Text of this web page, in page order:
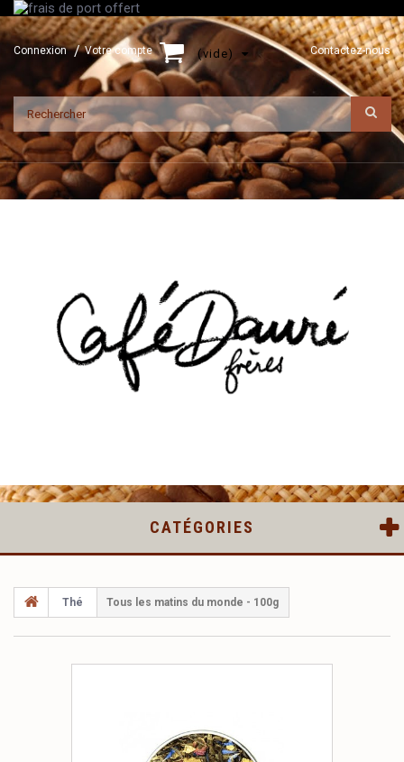
Connexion Votre compte Contactez-nous
(vide)
CATÉGORIES
Thé Tous les matins du monde - 100g